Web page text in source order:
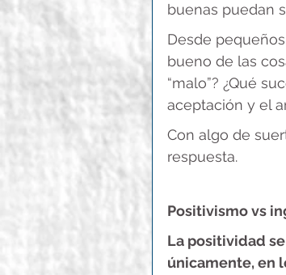
buenas puedan
Desde
bueno de las
“malo”? ¿Qué
aceptación y el
Con algo de
respuesta.
Positivismo vs
La positividad
únicamente, en